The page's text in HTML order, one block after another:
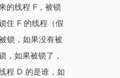
的线程 F，被锁
住 F 的线程（假
锁，如果没有被
，如果被锁了，
程 D 的是谁，如